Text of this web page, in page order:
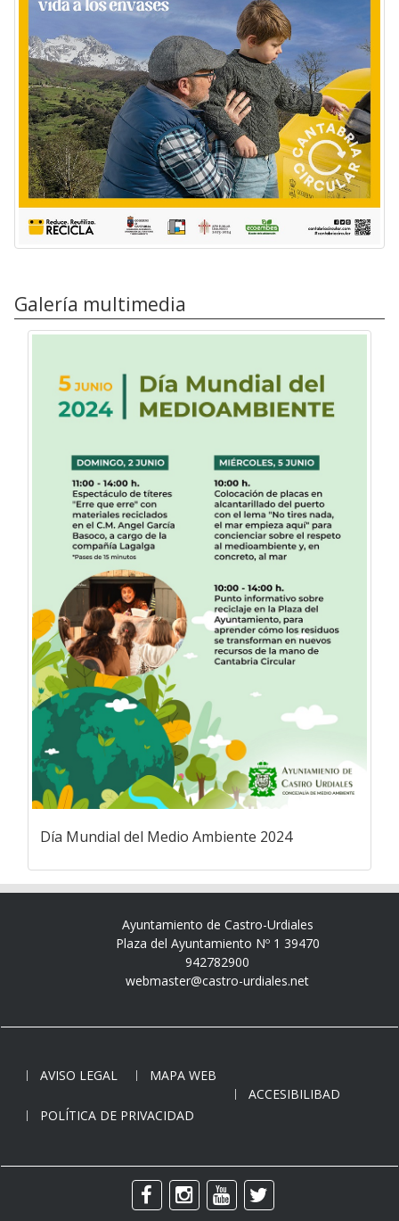
Galería multimedia
Día Mundial del Medio Ambiente 2024
Ayuntamiento de Castro-Urdiales
Plaza del Ayuntamiento Nº 1 39470
942782900
webmaster@castro-urdiales.net
AVISO LEGAL
MAPA WEB
ACCESIBILIBAD
POLÍTICA DE PRIVACIDAD